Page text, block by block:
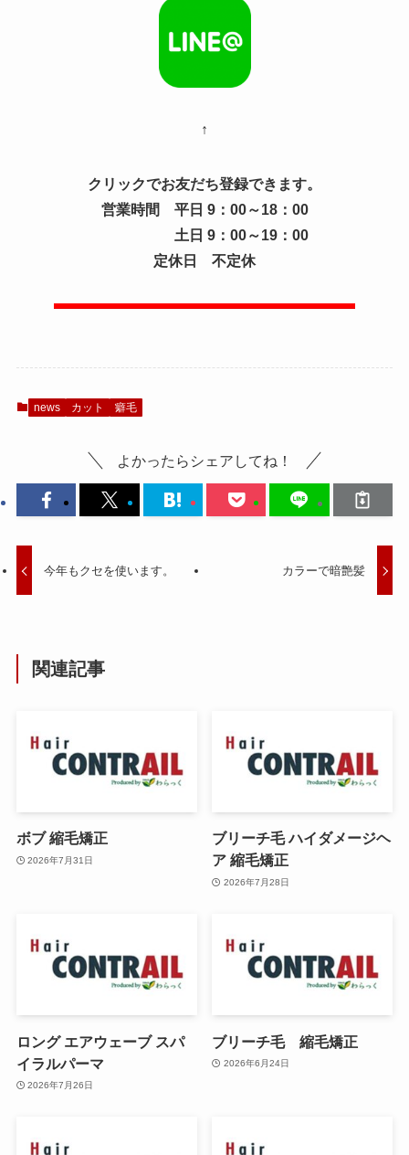
↑
クリックでお友だち登録できます。
営業時間 平日 9：00～18：00
土日 9：00～19：00
定休日 不定休
news カット 癖毛
よかったらシェアしてね！
今年もクセを使います。 カラーで暗艶髪
関連記事
ボブ 縮毛矯正
2026年7月31日
ブリーチ毛 ハイダメージヘ
ア 縮毛矯正
2026年7月28日
ロング エアウェーブ スパ
イラルパーマ
2026年7月26日
ブリーチ毛 縮毛矯正
2026年6月24日